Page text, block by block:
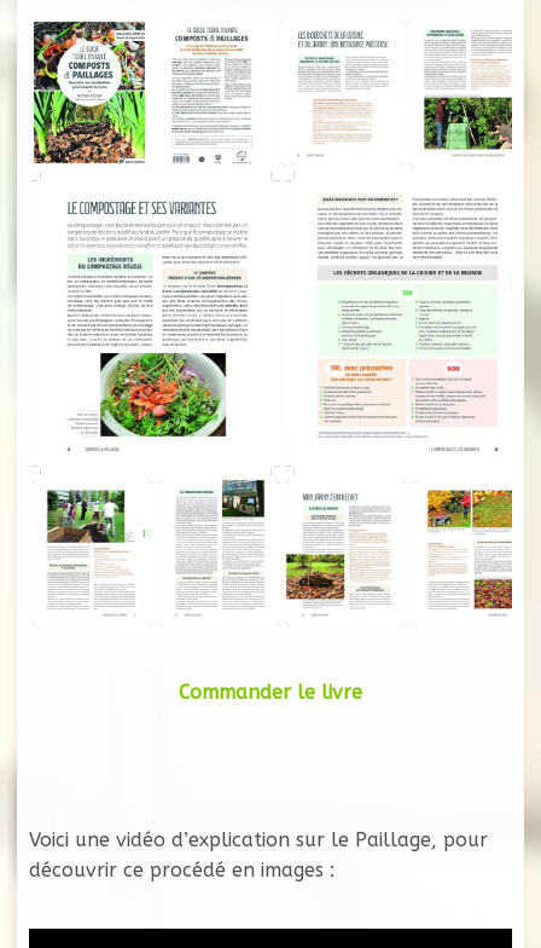
Commander le livre
Voici une vidéo d’explication sur le Paillage, pour
découvrir ce procédé en images :